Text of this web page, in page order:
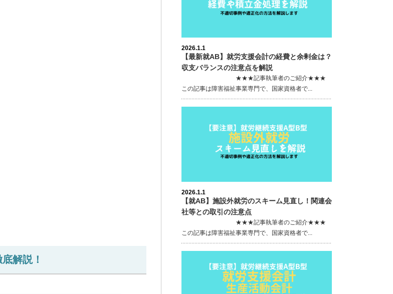
解説！
2026.1.1
【最新就AB】就労支援会計の経費と余剰金は？
収支バランスの注意点を解説
★★★記事執筆者のご紹介★★★
この記事は障害福祉事業専門で、国家資格者で...
2026.1.1
【就AB】施設外就労のスキーム見直し！関連会
社等との取引の注意点
★★★記事執筆者のご紹介★★★
この記事は障害福祉事業専門で、国家資格者で...